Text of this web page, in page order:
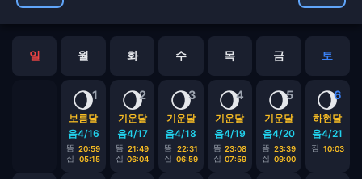
일 월 화 수 목 금 토
1
🌖
보름달
음4/16
뜸 20:59
짐
05:15
2
🌖
기운달
음4/17
뜸 21:49
짐 06:04
3
🌖
기운달
음4/18
뜸
22:31
짐 06:59
4
🌖
기운달
음4/19
뜸 23:08
짐 07:59
5
🌖
기운달
음4/20
뜸 23:39
짐 09:00
6
🌖
하현달
음4/21
짐 10:03